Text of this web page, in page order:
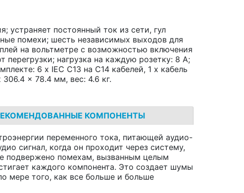
устраняет постоянный ток из сети, гул
помехи; шесть независимых выходов для
на вольтметре с возможностью включения
перегрузки; нагрузка на каждую розетку: 8 A;
6 x IEC C13 на C14 кабелей, 1 x кабель
x 78.4 мм, вес: 4.6 кг.
КОМПОНЕНТЫ
переменного тока, питающей аудио-
сигнал, когда он проходит через систему,
подвержено помехам, вызванным целым
каждого компонента. Это создает шумы
мере того, как все больше и больше